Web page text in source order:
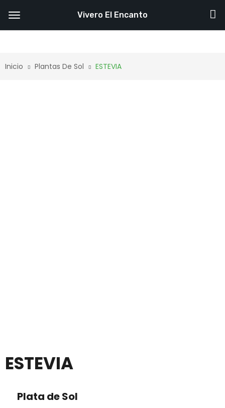
Inicio Plantas De Sol ESTEVIA
ESTEVIA
Plata de Sol
Vivero El Encanto